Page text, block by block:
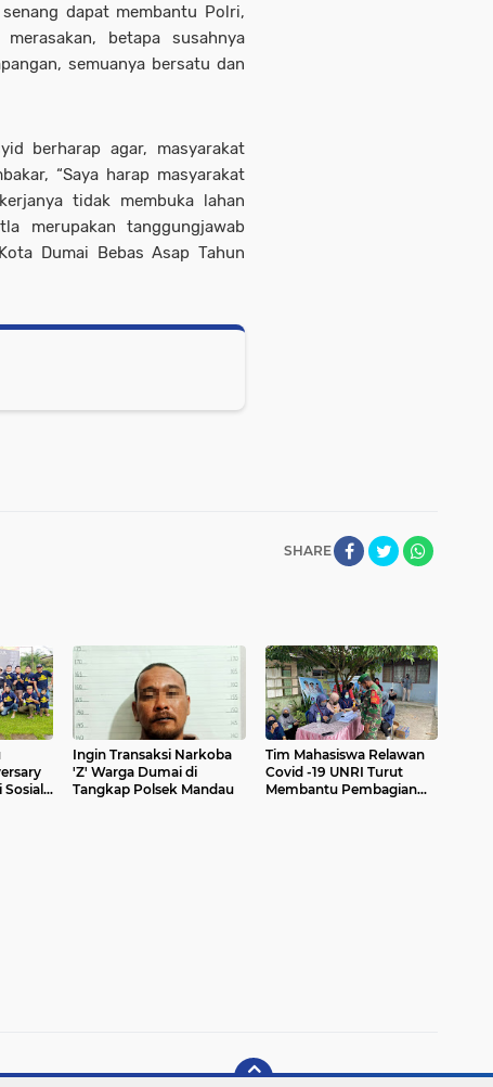
dapat membantu Polri,
betapa susahnya
semuanya bersatu dan
berharap agar, masyarakat
“Saya harap masyarakat
tidak membuka lahan
merupakan tanggungjawab
Dumai Bebas Asap Tahun
SHARE
Sosial
Ingin Transaksi Narkoba
'Z' Warga Dumai di
Tangkap Polsek Mandau
Tim Mahasiswa Relawan
Covid -19 UNRI Turut
Membantu Pembagian